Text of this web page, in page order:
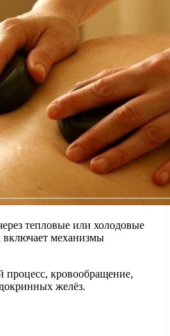
тепловые или холодовые
включает механизмы
процесс, кровообращение,
желёз.